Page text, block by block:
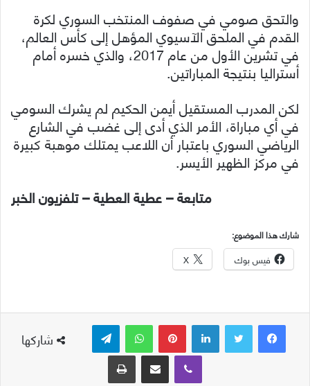
والتحق صومي في صفوف المنتخب السوري لكرة
القدم في الملحق الآسيوي المؤهل إلى كأس العالم،
في تشرين الأول من عام 2017، والذي خسره أمام
أستراليا بنتيجة المباراتين.
لكن المدرب المستقيل أيمن الحكيم لم يشرك السومي
في أي مباراة، الأمر الذي أدى إلى غضب في الشارع
الرياضي السوري باعتبار أن اللاعب يمتلك موهبة كبيرة
في مركز الظهير الأيسر.
متابعة – عطية العطية – تلفزيون الخبر
شارك هذا الموضوع:
فيس بوك X
شاركها
لينكدإن بينتيريست واتساب
ڤايبر
مشاركة عبر البريد طباعة